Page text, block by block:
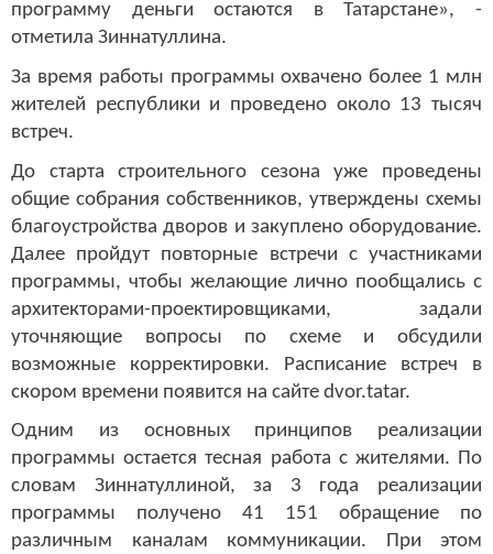
программу деньги остаются в Татарстане», -
отметила Зиннатуллина.
За время работы программы охвачено более 1 млн
жителей республики и проведено около 13 тысяч
встреч.
До старта строительного сезона уже проведены
общие собрания собственников, утверждены схемы
благоустройства дворов и закуплено оборудование.
Далее пройдут повторные встречи с участниками
программы, чтобы желающие лично пообщались с
архитекторами-проектировщиками, задали
уточняющие вопросы по схеме и обсудили
возможные корректировки. Расписание встреч в
скором времени появится на сайте dvor.tatar.
Одним из основных принципов реализации
программы остается тесная работа с жителями. По
словам Зиннатуллиной, за 3 года реализации
программы получено 41 151 обращение по
различным каналам коммуникации. При этом